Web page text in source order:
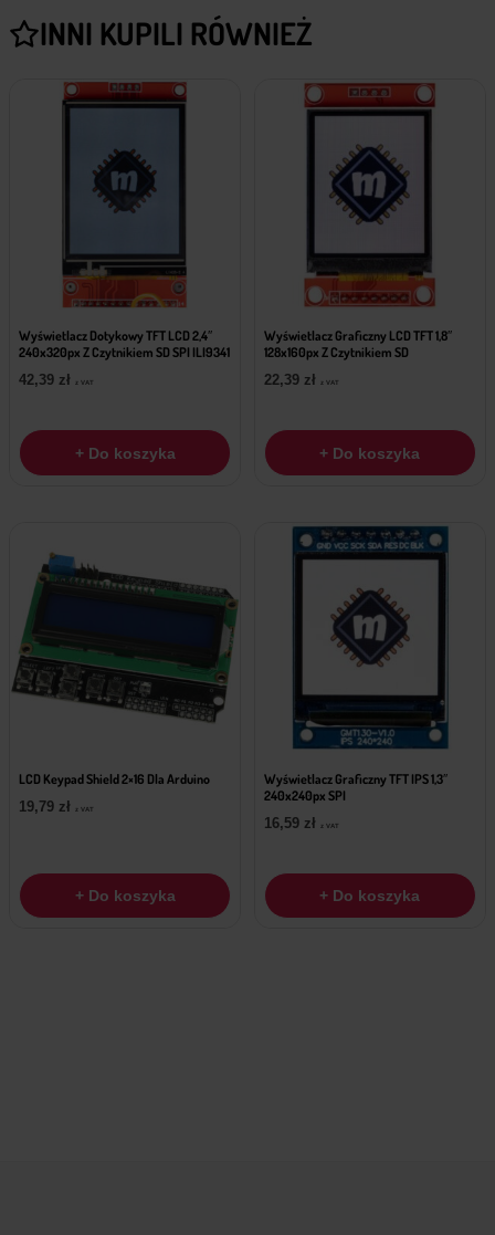
INNI KUPILI RÓWNIEŻ
Wyświetlacz Dotykowy TFT LCD 2,4″
240x320px Z Czytnikiem SD SPI ILI9341
42,39 zł z VAT
+ Do koszyka
Wyświetlacz Graficzny LCD TFT 1,8″
128x160px Z Czytnikiem SD
22,39 zł z VAT
+ Do koszyka
LCD Keypad Shield 2×16 Dla Arduino
19,79 zł z VAT
+ Do koszyka
Wyświetlacz Graficzny TFT IPS 1,3″
240x240px SPI
16,59 zł z VAT
+ Do koszyka